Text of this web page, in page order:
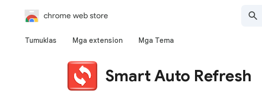
chrome web store
Tumuklas Mga extension Mga Tema
Smart Auto Refresh